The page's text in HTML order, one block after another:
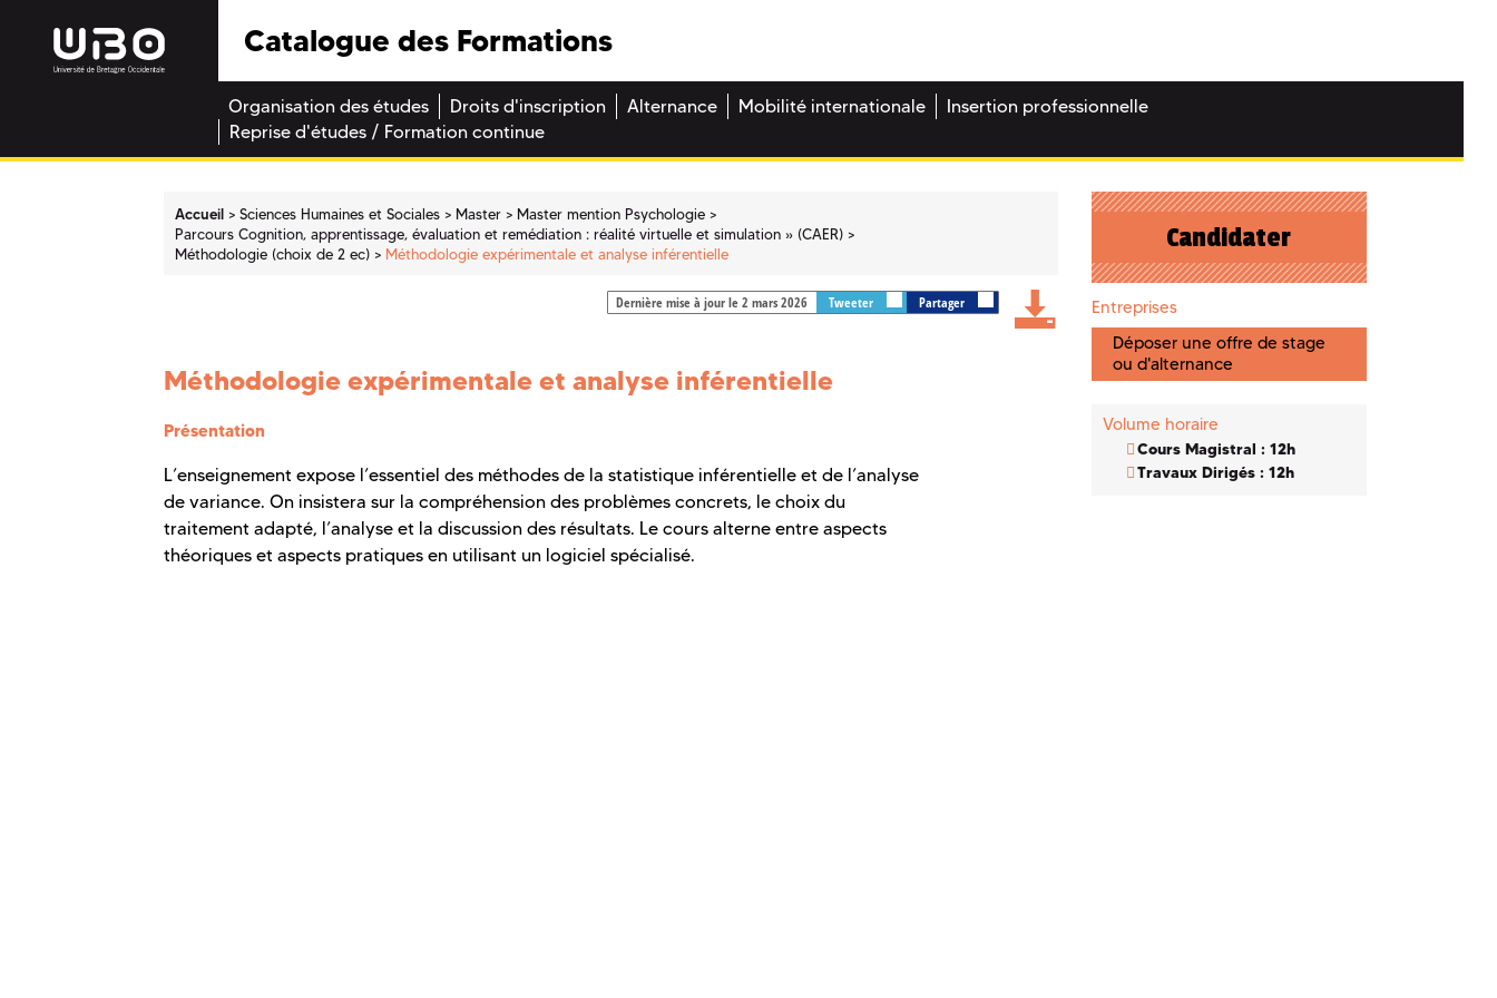
Catalogue des Formations
Organisation des études Droits d'inscription Alternance Mobilité internationale
Insertion professionnelle
Reprise d'études / Formation continue
Accueil Sciences Humaines et Sociales Master
Master mention Psychologie
Parcours Cognition, apprentissage, évaluation et remédiation : réalité virtuelle et simulation » (CAER)
Méthodologie (choix de 2 ec)
Méthodologie expérimentale et analyse inférentielle
Dernière mise à jour le 2 mars 2026 Tweeter Partager
Méthodologie expérimentale et analyse inférentielle
Présentation
L’enseignement expose l’essentiel des méthodes de la statistique inférentielle et de l’analyse
de variance. On insistera sur la compréhension des problèmes concrets, le choix du
traitement adapté, l’analyse et la discussion des résultats. Le cours alterne entre aspects
théoriques et aspects pratiques en utilisant un logiciel spécialisé.
Candidater
Entreprises
Déposer une offre de stage
ou d'alternance
Volume horaire
Cours Magistral : 12h
Travaux Dirigés : 12h